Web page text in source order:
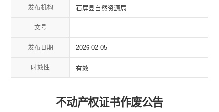
发布机构 石屏县自然资源局
文号
发布日期 2026-02-05
时效性 有效
不动产权证书作废公告